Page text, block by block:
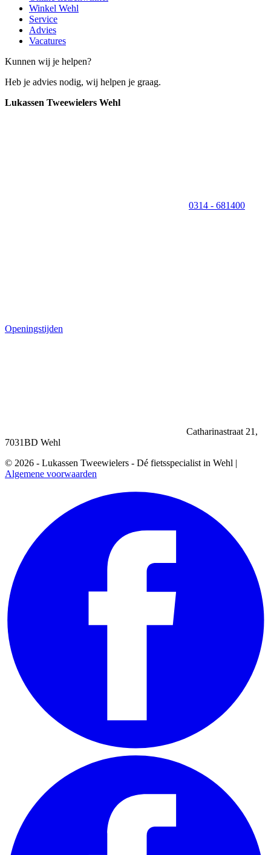
Winkel Wehl
Service
Advies
Vacatures
Kunnen wij je helpen?
Heb je advies nodig, wij helpen je graag.
Lukassen Tweewielers Wehl
0314 - 681400
Openingstijden
Catharinastraat 21,
7031BD Wehl
© 2026 - Lukassen Tweewielers - Dé fietsspecialist in Wehl |
Algemene voorwaarden